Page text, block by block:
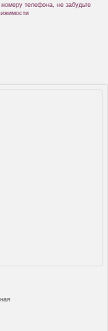
телефона, не забудьте